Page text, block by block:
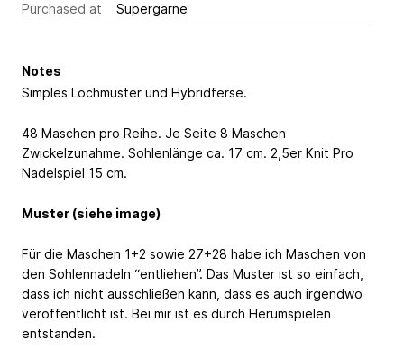
Purchased at
Supergarne
Notes
Simples Lochmuster und Hybridferse.
48 Maschen pro Reihe. Je Seite 8 Maschen
Zwickelzunahme. Sohlenlänge ca. 17 cm. 2,5er Knit Pro
Nadelspiel 15 cm.
Muster (siehe image)
Für die Maschen 1+2 sowie 27+28 habe ich Maschen von
den Sohlennadeln “entliehen”. Das Muster ist so einfach,
dass ich nicht ausschließen kann, dass es auch irgendwo
veröffentlicht ist. Bei mir ist es durch Herumspielen
entstanden.